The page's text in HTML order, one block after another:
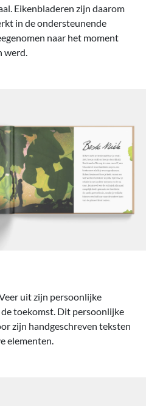
Eikenbladeren zijn daarom
in de ondersteunende
naar het moment
werd.
uit zijn persoonlijke
toekomst. Dit persoonlijke
zijn handgeschreven teksten
elementen.